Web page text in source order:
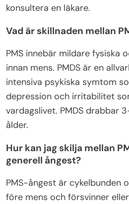
konsultera en läkare.
Vad är skillnaden mellan
PMS innebär mildare fysiska
innan mens. PMDS är en
intensiva psykiska symtom
depression och irritabilitet
vardagslivet. PMDS drabbar
ålder.
Hur kan jag skilja mellan
generell ångest?
PMS-ångest är cykelbunden
före mens och försvinner